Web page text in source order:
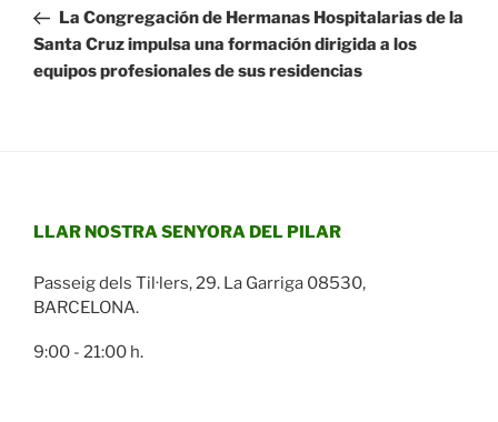
entradas
anterior:
La Congregación de Hermanas Hospitalarias de la
Santa Cruz impulsa una formación dirigida a los
equipos profesionales de sus residencias
LLAR NOSTRA SENYORA DEL PILAR
Passeig dels Til·lers, 29. La Garriga 08530,
BARCELONA.
9:00 - 21:00 h.